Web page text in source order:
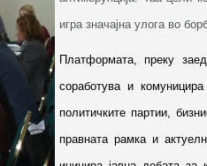
игра значајна улога во
Платформата, преку
соработува и
политичките партии,
правната рамка и